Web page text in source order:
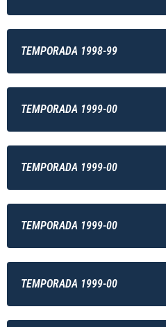
TEMPORADA 1998-99
TEMPORADA 1999-00
TEMPORADA 1999-00
TEMPORADA 1999-00
TEMPORADA 1999-00